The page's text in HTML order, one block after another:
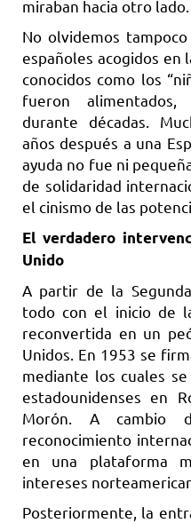
miraban hacia otro lado.
No olvidemos
españoles acogidos en
conocidos como los
fueron
durante décadas.
años después a una
ayuda no fue ni
de solidaridad
el cinismo de las
El verdadero
Unido
A partir de la
todo con el inicio de
reconvertida en un
Unidos. En 1953 se
mediante los cuales
estadounidenses en
Morón. A cambio
reconocimiento
en una plataforma
intereses
Posteriormente, la